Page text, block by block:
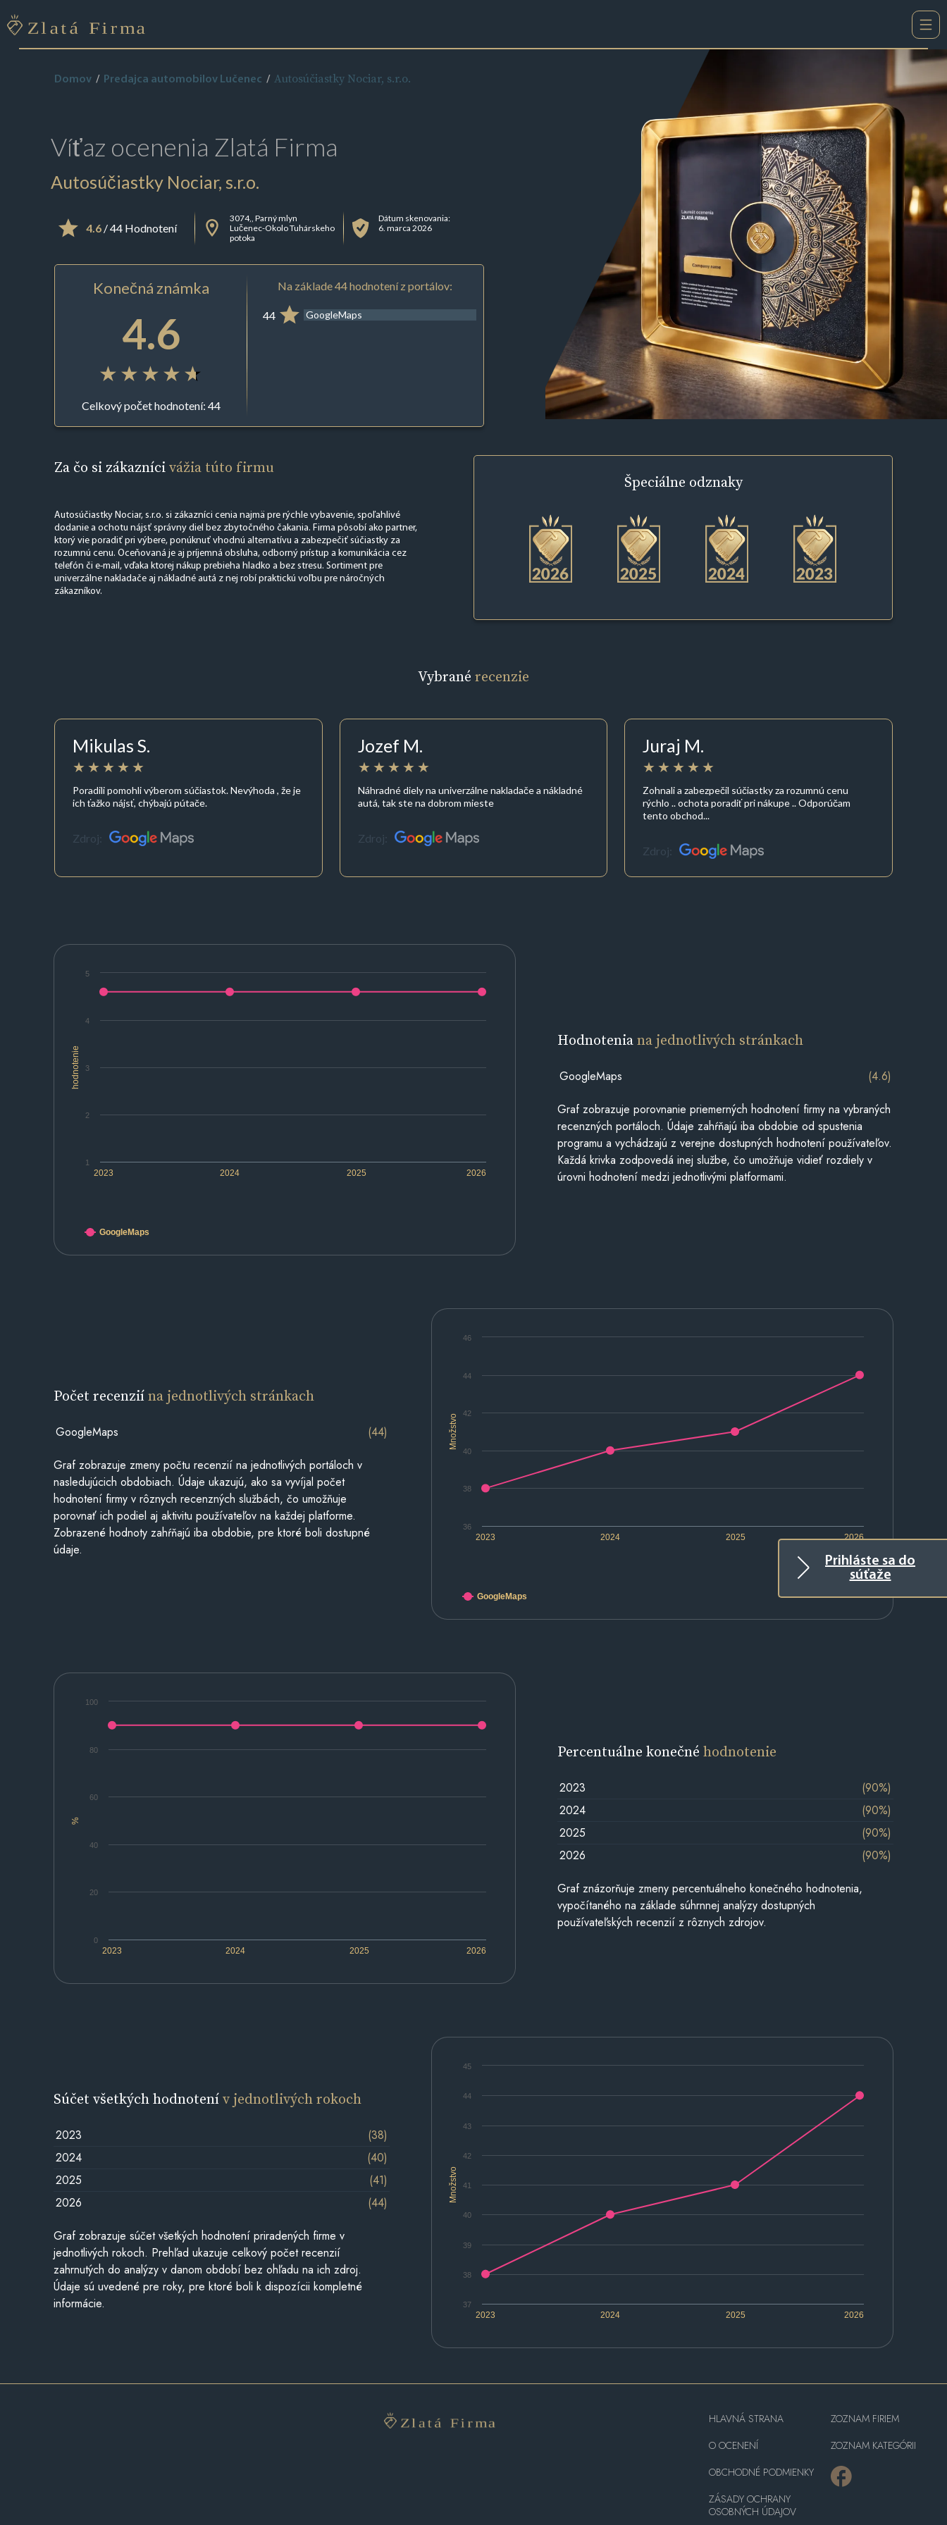
Prihláste sa do
súťaže
Domov Predajca automobilov Lučenec Autosúčiastky Nociar, s.r.o.
Víťaz ocenenia Zlatá Firma
Autosúčiastky Nociar, s.r.o.
4.6/ 44 Hodnotení
3074,, Parný mlyn
Lučenec-Okolo Tuhárskeho
potoka
Dátum skenovania:
6. marca 2026
Konečná známka
4.6
Celkový počet hodnotení: 44
Na základe 44 hodnotení z portálov:
44 GoogleMaps
Za čo si zákaznícivážia túto firmu
Autosúčiastky Nociar, s.r.o. si zákazníci cenia najmä pre rýchle vybavenie, spoľahlivé
dodanie a ochotu nájsť správny diel bez zbytočného čakania. Firma pôsobí ako partner,
ktorý vie poradiť pri výbere, ponúknuť vhodnú alternatívu a zabezpečiť súčiastky za
rozumnú cenu. Oceňovaná je aj príjemná obsluha, odborný prístup a komunikácia cez
telefón či e-mail, vďaka ktorej nákup prebieha hladko a bez stresu. Sortiment pre
univerzálne nakladače aj nákladné autá z nej robí praktickú voľbu pre náročných
zákazníkov.
Špeciálne odznaky
Vybrané recenzie
Mikulas S.
Poradili pomohli výberom súčiastok. Nevýhoda , že je
ich ťažko nájsť, chýbajú pútače.
Zdroj:
Jozef M.
Náhradné diely na univerzálne nakladače a nákladné
autá, tak ste na dobrom mieste
Zdroj:
Juraj M.
Zohnali a zabezpečil súčiastky za rozumnú cenu
rýchlo .. ochota poradiť pri nákupe .. Odporúčam
tento obchod...
Zdroj:
hodnotenie
2023 2024 2025 2026
1
2
3
4
5
GoogleMaps
Hodnoteniana jednotlivých stránkach
GoogleMaps (4.6)
Graf zobrazuje porovnanie priemerných hodnotení firmy na vybraných
recenzných portáloch. Údaje zahŕňajú iba obdobie od spustenia
programu a vychádzajú z verejne dostupných hodnotení používateľov.
Každá krivka zodpovedá inej službe, čo umožňuje vidieť rozdiely v
úrovni hodnotení medzi jednotlivými platformami.
Množstvo
2023 2024 2025 2026
38
40
42
44
36
46
GoogleMaps
Počet recenziína jednotlivých stránkach
GoogleMaps (44)
Graf zobrazuje zmeny počtu recenzií na jednotlivých portáloch v
nasledujúcich obdobiach. Údaje ukazujú, ako sa vyvíjal počet
hodnotení firmy v rôznych recenzných službách, čo umožňuje
porovnať ich podiel aj aktivitu používateľov na každej platforme.
Zobrazené hodnoty zahŕňajú iba obdobie, pre ktoré boli dostupné
údaje.
%
2023 2024 2025 2026
0
20
40
60
80
100
Percentuálne konečnéhodnotenie
2023
(90%)
2024
(90%)
2025
(90%)
2026
(90%)
Graf znázorňuje zmeny percentuálneho konečného hodnotenia,
vypočítaného na základe súhrnnej analýzy dostupných
používateľských recenzií z rôznych zdrojov.
Množstvo
2023 2024 2025 2026
37
38
39
40
41
42
43
44
45
Súčet všetkých hodnotenív jednotlivých rokoch
2023
(38)
2024
(40)
2025
(41)
2026
(44)
Graf zobrazuje súčet všetkých hodnotení priradených firme v
jednotlivých rokoch. Prehľad ukazuje celkový počet recenzií
zahrnutých do analýzy v danom období bez ohľadu na ich zdroj.
Údaje sú uvedené pre roky, pre ktoré boli k dispozícii kompletné
informácie.
HLAVNÁ STRANA
O OCENENÍ
OBCHODNÉ PODMIENKY
ZÁSADY OCHRANY
OSOBNÝCH ÚDAJOV
ZOZNAM FIRIEM
ZOZNAM KATEGÓRII